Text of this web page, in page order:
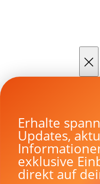
×
Erhalte
Updates,
exklusive
direkt auf